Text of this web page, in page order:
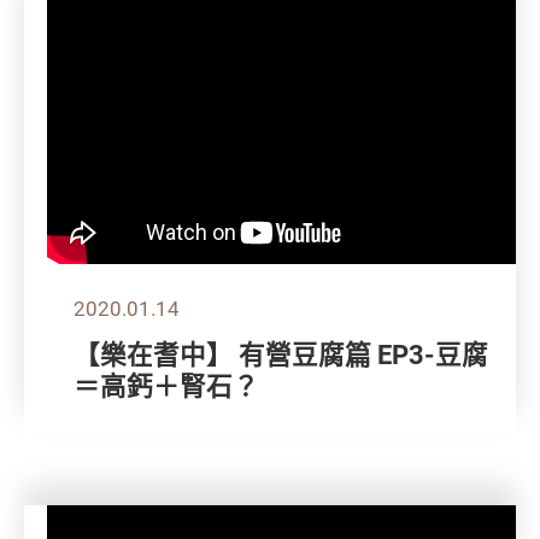
2020.01.14
【樂在耆中】 有營豆腐篇 EP3-豆腐
＝高鈣＋腎石？